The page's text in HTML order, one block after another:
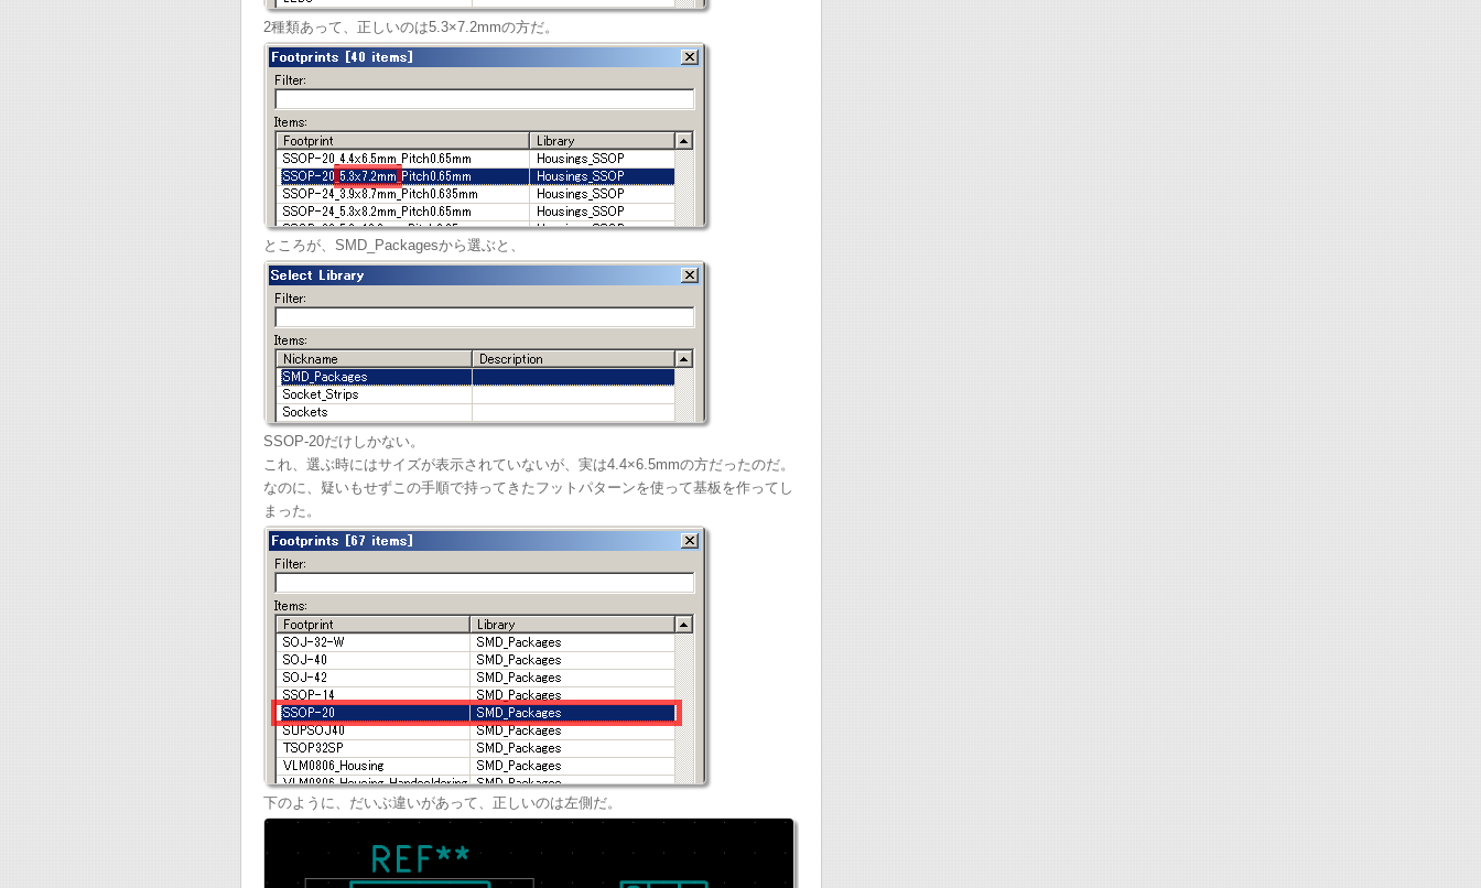
2種類あって、正しいのは5.3×7.2mmの方だ。
ところが、SMD_Packagesから選ぶと、
SSOP-20だけしかない。
これ、選ぶ時にはサイズが表示されていないが、実は4.4×6.5mmの方だったのだ。
なのに、疑いもせずこの手順で持ってきたフットパターンを使って基板を作ってし
まった。
下のように、だいぶ違いがあって、正しいのは左側だ。